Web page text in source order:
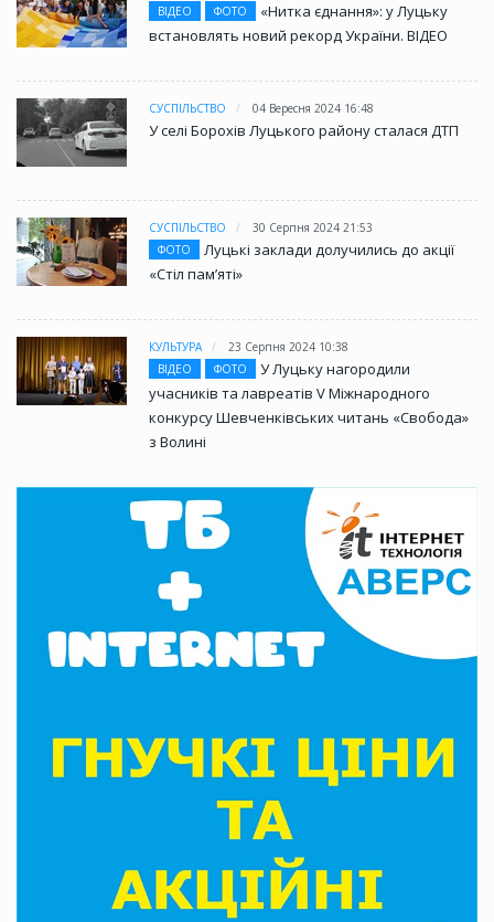
ВІДЕО
ФОТО
«Нитка єднання»: у Луцьку
встановлять новий рекорд України. ВІДЕО
СУСПІЛЬСТВО 04 Вересня 2024 16:48
У селі Борохів Луцького району сталася ДТП
СУСПІЛЬСТВО
30 Серпня 2024 21:53
ФОТО
Луцькі заклади долучились до акції
«Стіл памʼяті»
КУЛЬТУРА
23 Серпня 2024 10:38
ВІДЕО
ФОТО
У Луцьку нагородили
учасників та лавреатів V Міжнародного
конкурсу Шевченківських читань «Свобода»
з Волині